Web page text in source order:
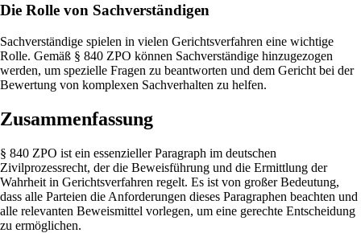
Die Rolle von Sachverständigen
Sachverständige spielen in vielen Gerichtsverfahren eine wichtige
Rolle. Gemäß § 840 ZPO können Sachverständige hinzugezogen
werden, um spezielle Fragen zu beantworten und dem Gericht bei der
Bewertung von komplexen Sachverhalten zu helfen.
Zusammenfassung
§ 840 ZPO ist ein essenzieller Paragraph im deutschen
Zivilprozessrecht, der die Beweisführung und die Ermittlung der
Wahrheit in Gerichtsverfahren regelt. Es ist von großer Bedeutung,
dass alle Parteien die Anforderungen dieses Paragraphen beachten und
alle relevanten Beweismittel vorlegen, um eine gerechte Entscheidung
zu ermöglichen.